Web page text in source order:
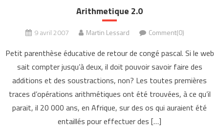
Arithmetique 2.0
9 avril 2007 Martin Lessard Comment(0)
Petit parenthèse éducative de retour de congé pascal. Si le web
sait compter jusqu’à deux, il doit pouvoir savoir faire des
additions et des soustractions, non? Les toutes premières
traces d’opérations arithmétiques ont été trouvées, à ce qu’il
parait, il 20 000 ans, en Afrique, sur des os qui auraient été
entaillés pour effectuer des […]